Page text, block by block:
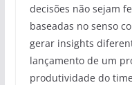
decisões não sejam
baseadas no senso
gerar insights
lançamento de um
produtividade do